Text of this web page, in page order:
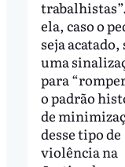
ela, caso o
seja acatado,
uma
para
o padrão
de
desse tipo de
violência na